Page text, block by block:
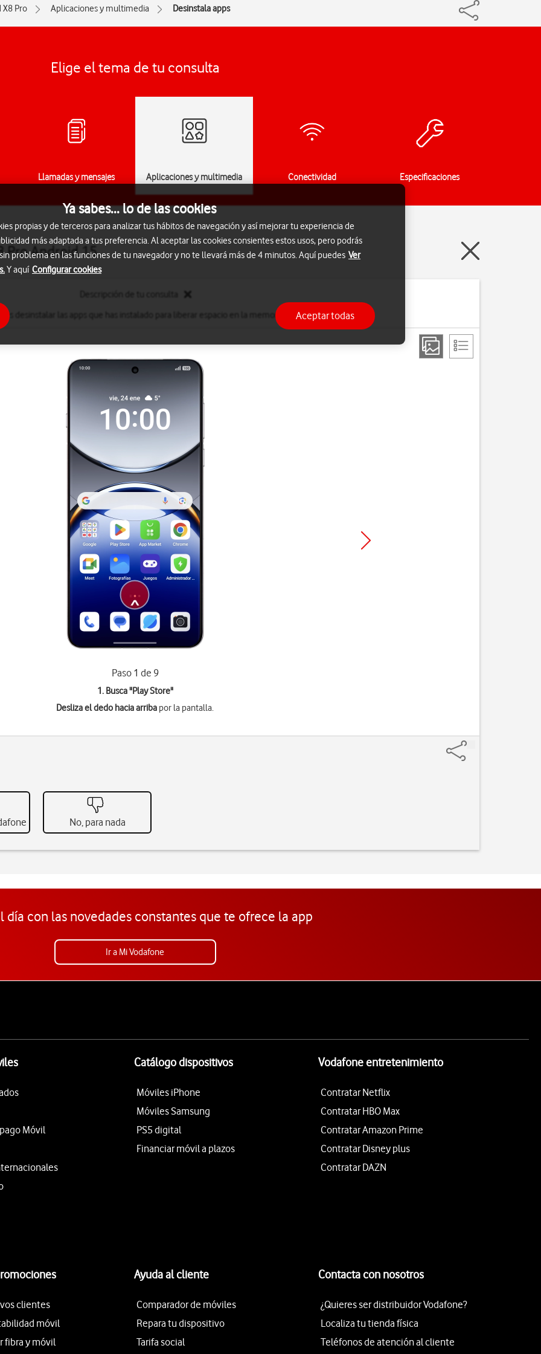
X8 Pro Aplicaciones y multimedia Desinstala apps
Elige el tema de tu consulta
Llamadas y mensajes Aplicaciones y multimedia Conectividad Especificaciones
Pro Android 15
desinstalar las apps que has instalado para liberar espacio en la memoria.
Paso 1 de 9
1. Busca "Play Store"
Desliza el dedo hacia arriba por la pantalla.
No, para nada
día con las novedades constantes que te ofrece la app
Ir a Mi Vodafone
Móvil
Catálogo dispositivos
Móviles iPhone
Móviles Samsung
PS5 digital
Financiar móvil a plazos
Vodafone entretenimiento
Contratar Netflix
Contratar HBO Max
Contratar Amazon Prime
Contratar Disney plus
Contratar DAZN
clientes
móvil
fibra y móvil
Ayuda al cliente
Comparador de móviles
Repara tu dispositivo
Tarifa social
Contacta con nosotros
¿Quieres ser distribuidor Vodafone?
Localiza tu tienda física
Teléfonos de atención al cliente
Ya sabes... lo de las cookies
propias y de terceros para analizar tus hábitos de navegación y así mejorar tu experiencia de
más adaptada a tus preferencia. Al aceptar las cookies consientes estos usos, pero podrás
problema en las funciones de tu navegador y no te llevará más de 4 minutos. Aquí puedes Ver
Y aquí Configurar cookies
Aceptar todas